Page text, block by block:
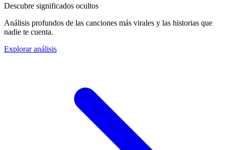
Descubre significados ocultos
Análisis profundos de las canciones más virales y las historias que
nadie te cuenta.
Explorar análisis